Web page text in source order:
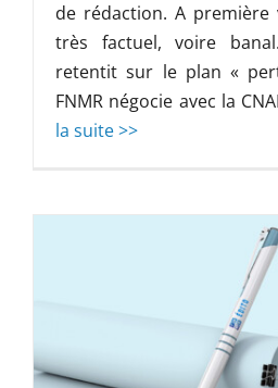
de rédaction. A
très factuel, voire
retentit sur le plan «
FNMR négocie avec la
la suite >>